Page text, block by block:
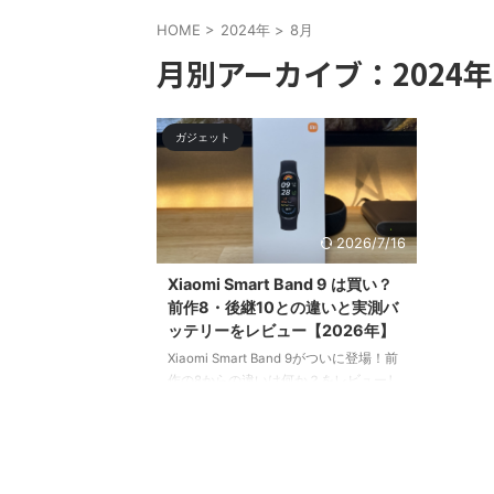
HOME > 2024年 > 8月
月別アーカイブ：2024
ガジェット
2026/7/16
Xiaomi Smart Band 9 は買い？
前作8・後継10との違いと実測バ
ッテリーをレビュー【2026年】
Xiaomi Smart Band 9がついに登場！前
作の8からの違いは何か？をレビューし